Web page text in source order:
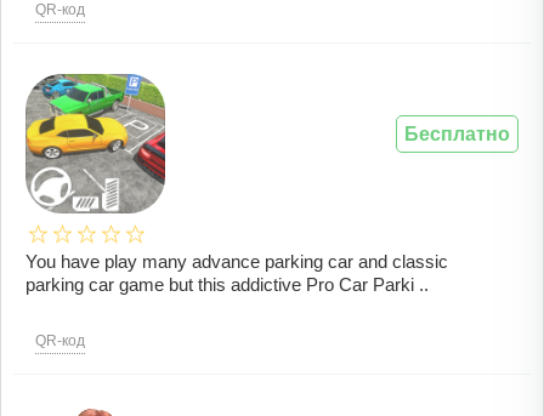
QR-код
You have play many advance parking car and classic
parking car game but this addictive Pro Car Parki ..
QR-код
Бесплатно